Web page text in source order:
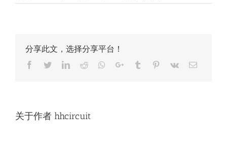
分享此文，选择分享平台！
Facebook
TwitterLinkedIn
Reddit Whatsapp
Google+Tumblr Pinterest
Vk Email
关于作者 hhcircuit